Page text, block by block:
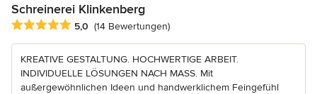
Schreinerei Klinkenberg
Durchschnittliche Bewertung: 5 von 5 Sternen
5,0 (14 Bewertungen)
KREATIVE GESTALTUNG. HOCHWERTIGE ARBEIT.
INDIVIDUELLE LÖSUNGEN NACH MASS. Mit
außergewöhnlichen Ideen und handwerklichem Feingefühl